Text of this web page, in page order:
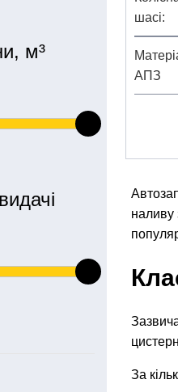
шасі
АПЗ
наливу
За
м³